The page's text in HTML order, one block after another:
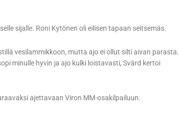
sijalle. Roni Kytönen oli eilisen tapaan seitsemäs.
vesilammikkoon, mutta ajo ei ollut silti aivan parasta.
minulle hyvin ja ajo kulki loistavasti, Svärd kertoi
ajettavaan Viron MM-osakilpailuun.